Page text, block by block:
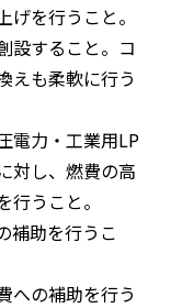
を行うこと。
設すること。コ
えも柔軟に行う
電力・工業用LP
対し、燃費の高
うこと。
補助を行うこ
への補助を行う